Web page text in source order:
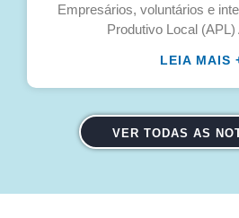
Empresários, voluntários e
Produtivo Local (APL)
LEIA MAIS
VER TODAS AS